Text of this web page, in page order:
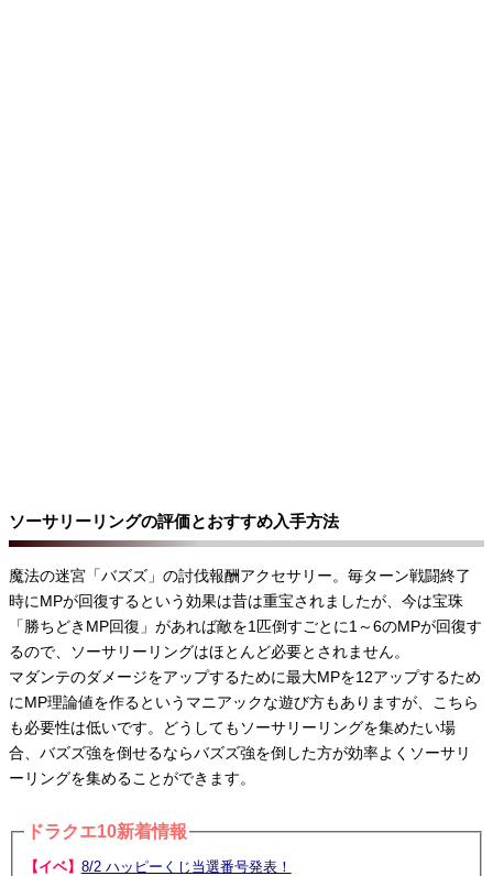
ソーサリーリングの評価とおすすめ入手方法
魔法の迷宮「バズズ」の討伐報酬アクセサリー。毎ターン戦闘終了
時にMPが回復するという効果は昔は重宝されましたが、今は宝珠
「勝ちどきMP回復」があれば敵を1匹倒すごとに1～6のMPが回復す
るので、ソーサリーリングはほとんど必要とされません。
マダンテのダメージをアップするために最大MPを12アップするため
にMP理論値を作るというマニアックな遊び方もありますが、こちら
も必要性は低いです。どうしてもソーサリーリングを集めたい場
合、バズズ強を倒せるならバズズ強を倒した方が効率よくソーサリ
ーリングを集めることができます。
ドラクエ10新着情報
【イベ】 8/2 ハッピーくじ当選番号発表！